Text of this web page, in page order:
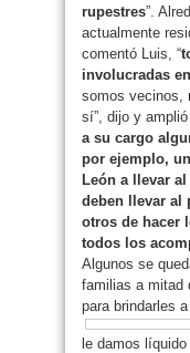
rupestres”.
actualmente
comentó Luis, “
involucradas
somos vecinos,
sí”, dijo y
a su cargo
por ejemplo,
León a llevar
deben llevar al
otros de hacer
todos los
Algunos se
familias a mitad
para brindarles
le damos